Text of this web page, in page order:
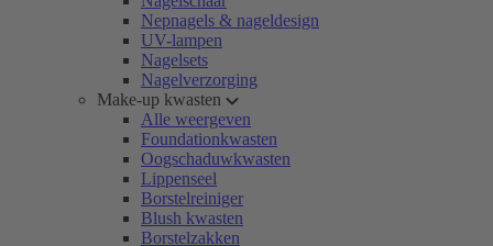
Nepnagels & nageldesign
UV-lampen
Nagelsets
Nagelverzorging
Make-up kwasten
Alle weergeven
Foundationkwasten
Oogschaduwkwasten
Lippenseel
Borstelreiniger
Blush kwasten
Borstelzakken